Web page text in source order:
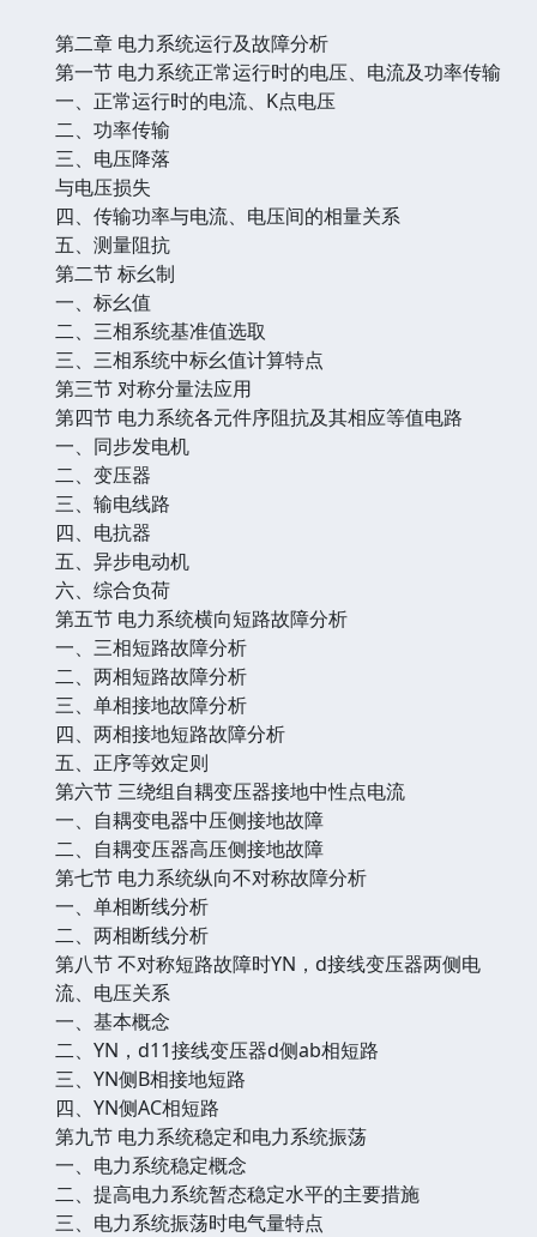
第二章 电力系统运行及故障分析
第一节 电力系统正常运行时的电压、电流及功率传输
一、正常运行时的电流、K点电压
二、功率传输
三、电压降落
与电压损失
四、传输功率与电流、电压间的相量关系
五、测量阻抗
第二节 标幺制
一、标幺值
二、三相系统基准值选取
三、三相系统中标幺值计算特点
第三节 对称分量法应用
第四节 电力系统各元件序阻抗及其相应等值电路
一、同步发电机
二、变压器
三、输电线路
四、电抗器
五、异步电动机
六、综合负荷
第五节 电力系统横向短路故障分析
一、三相短路故障分析
二、两相短路故障分析
三、单相接地故障分析
四、两相接地短路故障分析
五、正序等效定则
第六节 三绕组自耦变压器接地中性点电流
一、自耦变电器中压侧接地故障
二、自耦变压器高压侧接地故障
第七节 电力系统纵向不对称故障分析
一、单相断线分析
二、两相断线分析
第八节 不对称短路故障时YN，d接线变压器两侧电
流、电压关系
一、基本概念
二、YN，d11接线变压器d侧ab相短路
三、YN侧B相接地短路
四、YN侧AC相短路
第九节 电力系统稳定和电力系统振荡
一、电力系统稳定概念
二、提高电力系统暂态稳定水平的主要措施
三、电力系统振荡时电气量特点